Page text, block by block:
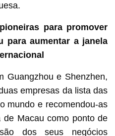
para promover
para aumentar a janela
Guangzhou e Shenzhen,
empresas da lista das
mundo e recomendou-as
de Macau como ponto de
dos seus negócios